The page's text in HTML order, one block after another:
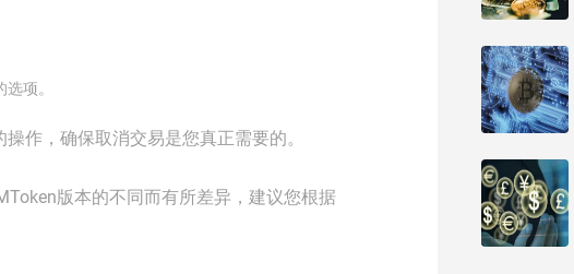
项。
作，确保取消交易是您真正需要的。
版本的不同而有所差异，建议您根据